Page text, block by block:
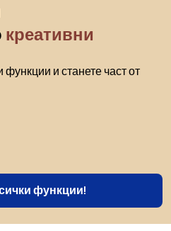
креативни
и станете част от
функции!